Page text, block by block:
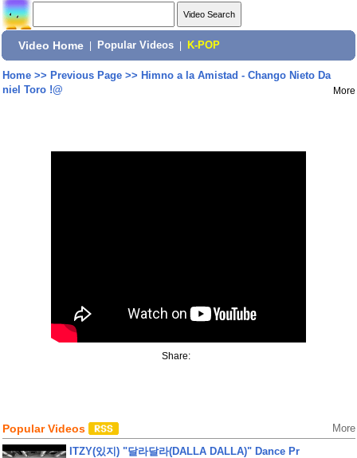
Video Home Popular Videos K-POP
Home>> Previous Page>> Himno a la Amistad - Chango Nieto Da
niel Toro !@
More
Share:
Popular Videos More
ITZY(있지) "달라달라(DALLA DALLA)" Dance Pr